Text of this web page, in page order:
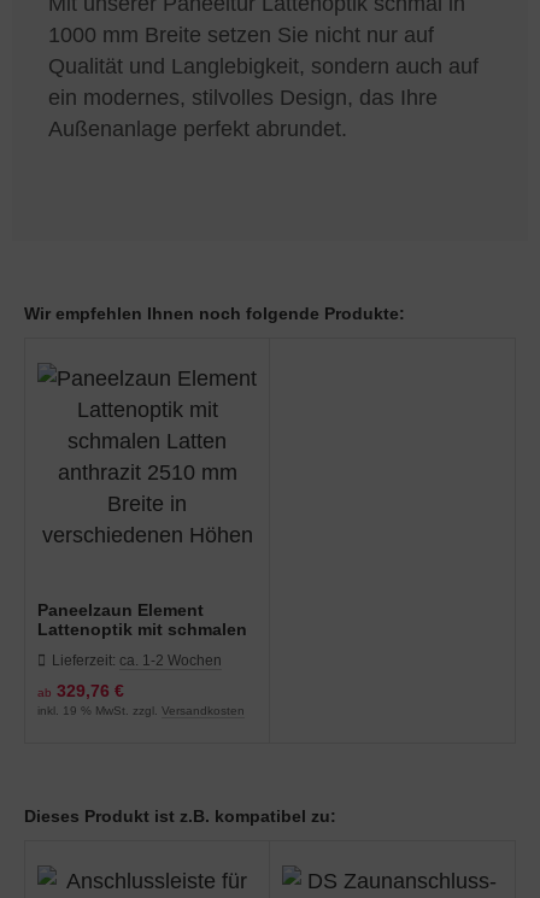
1000 mm Breite setzen Sie nicht nur auf
Qualität und Langlebigkeit, sondern auch auf
ein modernes, stilvolles Design, das Ihre
Außenanlage perfekt abrundet.
Wir empfehlen Ihnen noch folgende Produkte:
Paneelzaun Element
Lattenoptik mit schmalen
Breite in verschiedenen
Höhen
Lieferzeit: ca. 1-2 Wochen
ab 329,76 €
inkl. 19 % MwSt. zzgl. Versandkosten
Dieses Produkt ist z.B. kompatibel zu: